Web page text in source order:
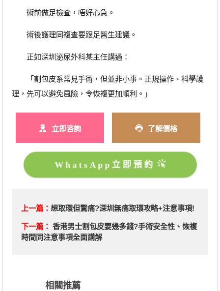
術前做足檢查，唔好心急。
術後護理同複查要跟足醫生建議。
正如深圳泌尿外科某主任講過：
「割包皮系常見手術，但並非小事。正規操作、科學護
理，先可以避免風險，令恢複更加順利。」
立即咨詢 了解價格
WhatsApp立即預約
上一篇： 想取環但驚痛?深圳無痛取環攻略+注意事項!
下一篇： 香港男士割包皮要幾多錢?手術安全性、恢複
時間同注意事項全面講解
相關推薦